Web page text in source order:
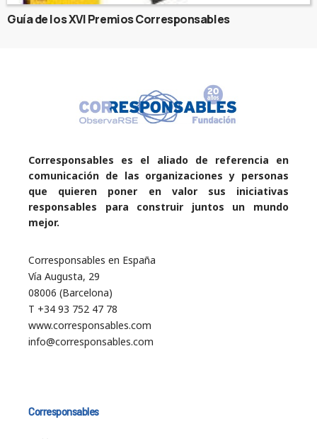
Guía de los XVI Premios Corresponsables
Corresponsables es el aliado de referencia en
comunicación de las organizaciones y personas
que quieren poner en valor sus iniciativas
responsables para construir juntos un mundo
mejor.
Corresponsables en España
Vía Augusta, 29
08006 (Barcelona)
T +34 93 752 47 78
www.corresponsables.com
info@corresponsables.com
Corresponsables